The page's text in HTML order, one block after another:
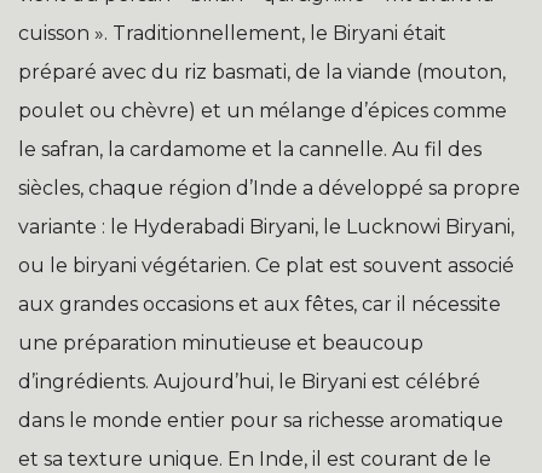
cuisson ». Traditionnellement, le Biryani était
préparé avec du riz basmati, de la viande (mouton,
poulet ou chèvre) et un mélange d’épices comme
le safran, la cardamome et la cannelle. Au fil des
siècles, chaque région d’Inde a développé sa propre
variante : le Hyderabadi Biryani, le Lucknowi Biryani,
ou le biryani végétarien. Ce plat est souvent associé
aux grandes occasions et aux fêtes, car il nécessite
une préparation minutieuse et beaucoup
d’ingrédients. Aujourd’hui, le Biryani est célébré
dans le monde entier pour sa richesse aromatique
et sa texture unique. En Inde, il est courant de le